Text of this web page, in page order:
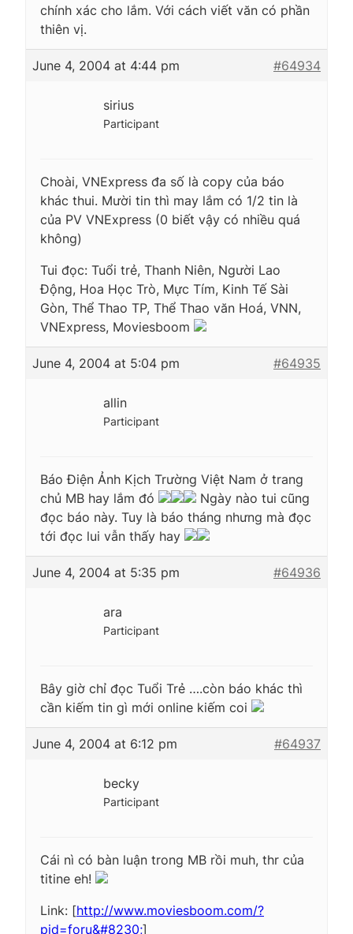
chính xác cho lắm. Với cách viết văn có phần
thiên vị.
June 4, 2004 at 4:44 pm #64934
sirius
Participant
Choài, VNExpress đa số là copy của báo
khác thui. Mười tin thì may lắm có 1/2 tin là
của PV VNExpress (0 biết vậy có nhiều quá
không)
Tui đọc: Tuổi trẻ, Thanh Niên, Người Lao
Động, Hoa Học Trò, Mực Tím, Kinh Tế Sài
Gòn, Thể Thao TP, Thể Thao văn Hoá, VNN,
VNExpress, Moviesboom
June 4, 2004 at 5:04 pm #64935
allin
Participant
Báo Điện Ảnh Kịch Trường Việt Nam ở trang
chủ MB hay lắm đó
Ngày nào tui cũng
đọc báo này. Tuy là báo tháng nhưng mà đọc
tới đọc lui vẫn thấy hay
June 4, 2004 at 5:35 pm #64936
ara
Participant
Bây giờ chỉ đọc Tuổi Trẻ ….còn báo khác thì
cần kiếm tin gì mới online kiếm coi
June 4, 2004 at 6:12 pm #64937
becky
Participant
Cái nì có bàn luận trong MB rồi muh, thr của
titine eh!
Link: [http://www.moviesboom.com/?
pid=foru&#8230;]